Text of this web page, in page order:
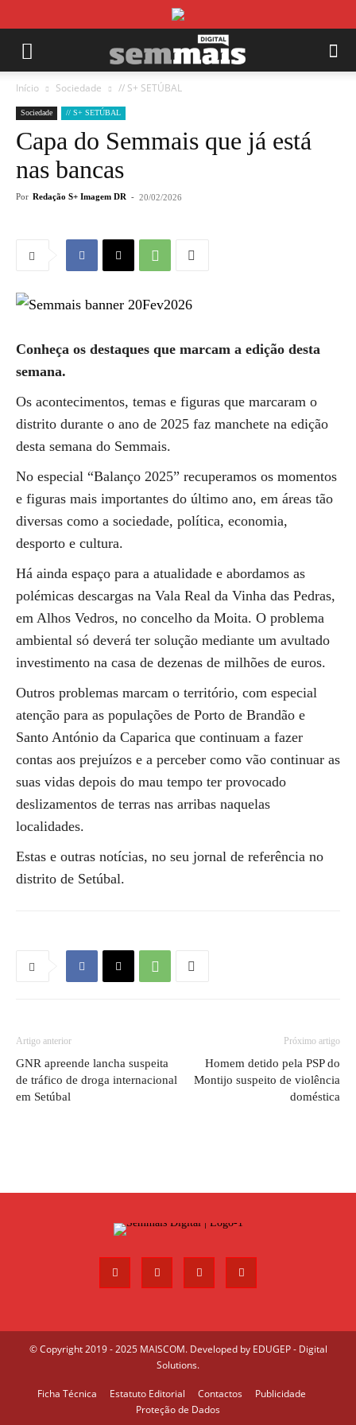
Início Sociedade // S+ SETÚBAL
Sociedade // S+ SETÚBAL
Capa do Semmais que já está
nas bancas
Por Redação S+ Imagem DR - 20/02/2026
Conheça os destaques que marcam a edição desta
semana.
Os acontecimentos, temas e figuras que marcaram o
distrito durante o ano de 2025 faz manchete na edição
desta semana do Semmais.
No especial “Balanço 2025” recuperamos os momentos
e figuras mais importantes do último ano, em áreas tão
diversas como a sociedade, política, economia,
desporto e cultura.
Há ainda espaço para a atualidade e abordamos as
polémicas descargas na Vala Real da Vinha das Pedras,
em Alhos Vedros, no concelho da Moita. O problema
ambiental só deverá ter solução mediante um avultado
investimento na casa de dezenas de milhões de euros.
Outros problemas marcam o território, com especial
atenção para as populações de Porto de Brandão e
Santo António da Caparica que continuam a fazer
contas aos prejuízos e a perceber como vão continuar as
suas vidas depois do mau tempo ter provocado
deslizamentos de terras nas arribas naquelas
localidades.
Estas e outras notícias, no seu jornal de referência no
distrito de Setúbal.
Artigo anterior
GNR apreende lancha suspeita
de tráfico de droga internacional
em Setúbal
Próximo artigo
Homem detido pela PSP do
Montijo suspeito de violência
doméstica
© Copyright 2019 - 2025 MAISCOM. Developed by EDUGEP - Digital
Solutions.
Ficha Técnica Estatuto Editorial Contactos
Publicidade
Proteção de Dados